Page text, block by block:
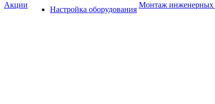
Акции
Настройка оборудования
Монтаж инженерных